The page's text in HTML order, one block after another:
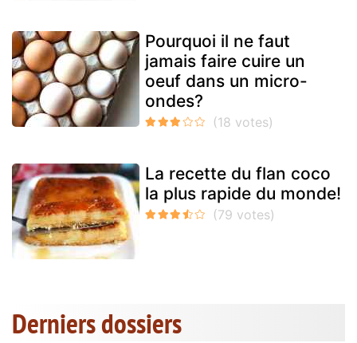
Pourquoi il ne faut
jamais faire cuire un
oeuf dans un micro-
ondes?
La recette du flan coco
la plus rapide du monde!
Derniers dossiers